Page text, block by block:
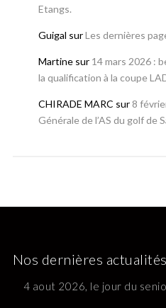
Etangs.
Guigal surLes dernières
Martinesur 14 mars 2026 :
la qualification à la coupe
CHIRADE MARC sur 8
Générale de l’AS du golf de
Nos dernières actualités
4 aout 2026, le jour du